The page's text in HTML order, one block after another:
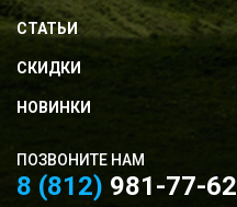
СТАТЬИ
СКИДКИ
НОВИНКИ
ПОЗВОНИТЕ НАМ
8 (812) 981-77-62